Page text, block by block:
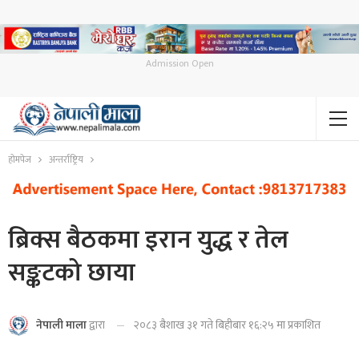
Admission Open
होमपेज अन्तर्राष्ट्रिय
ब्रिक्स बैठकमा इरान युद्ध र तेल
सङ्कटको छाया
नेपाली मालाद्वारा २०८३ बैशाख ३१ गते बिहीबार १६:२५ मा प्रकाशित